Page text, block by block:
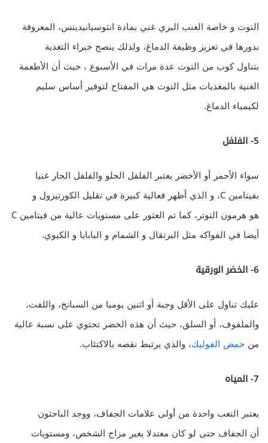
التوت و خاصة العنب البري غني بمادة انثوسيانيدينس، المعروفة
بدورها في تعزيز وظيفة الدماغ، ولذلك ينصح خبراء التغدية
بتناول كوب من التوت عدة مرات في الأسبوع ، حيث أن الأطعمة
الغنية بالمغذيات مثل التوت هي المفتاح لتوفير أساس سليم
لكيمياء الدماغ.
5- الفلفل
سواء الأحمر أو الأخضر يعتبر الفلفل الحلو والفلفل الحار غنيا
بفيتامين C، و الذي أظهر فعالية كبيرة في تقليل الكورتيزول و
هو هرمون التوتر، كما تم العثور على مستويات عالية من فيتامين C
أيضا في الفواكه مثل البرتقال و الشمام و البابايا و الكيوي.
6- الخضر الورقية
عليك تناول على الأقل وجبة أو اثنين يوميا من السبانخ، واللفت،
والملفوف، أو السلق، حيث أن هذه الخضر تحتوي على نسبة عالية
من حمض الفوليك، والذي يرتبط نقصه بالاكتئاب.
7- المياه
يعتبر التعب واحدة من أولى علامات الجفاف، ووجد الباحثون
أن الجفاف حتى لو كان معتدلا يغير مزاج الشخص، ومستويات